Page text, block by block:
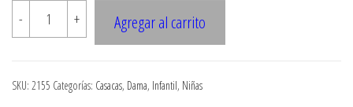
-
2155
Poleron
cortes
+ Agregar al carrito
SKU: 2155 Categorías: Casacas, Dama, Infantil, Niñas